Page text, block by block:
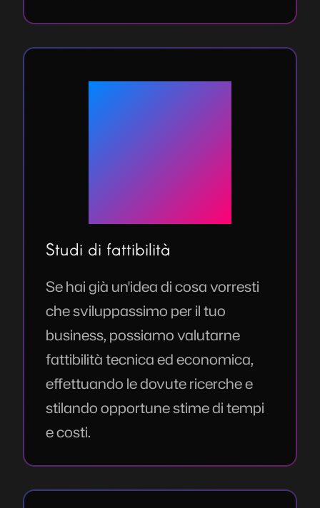
Studi di fattibilità
Se hai già un'idea di cosa vorresti
che sviluppassimo per il tuo
business, possiamo valutarne
fattibilità tecnica ed economica,
effettuando le dovute ricerche e
stilando opportune stime di tempi
e costi.